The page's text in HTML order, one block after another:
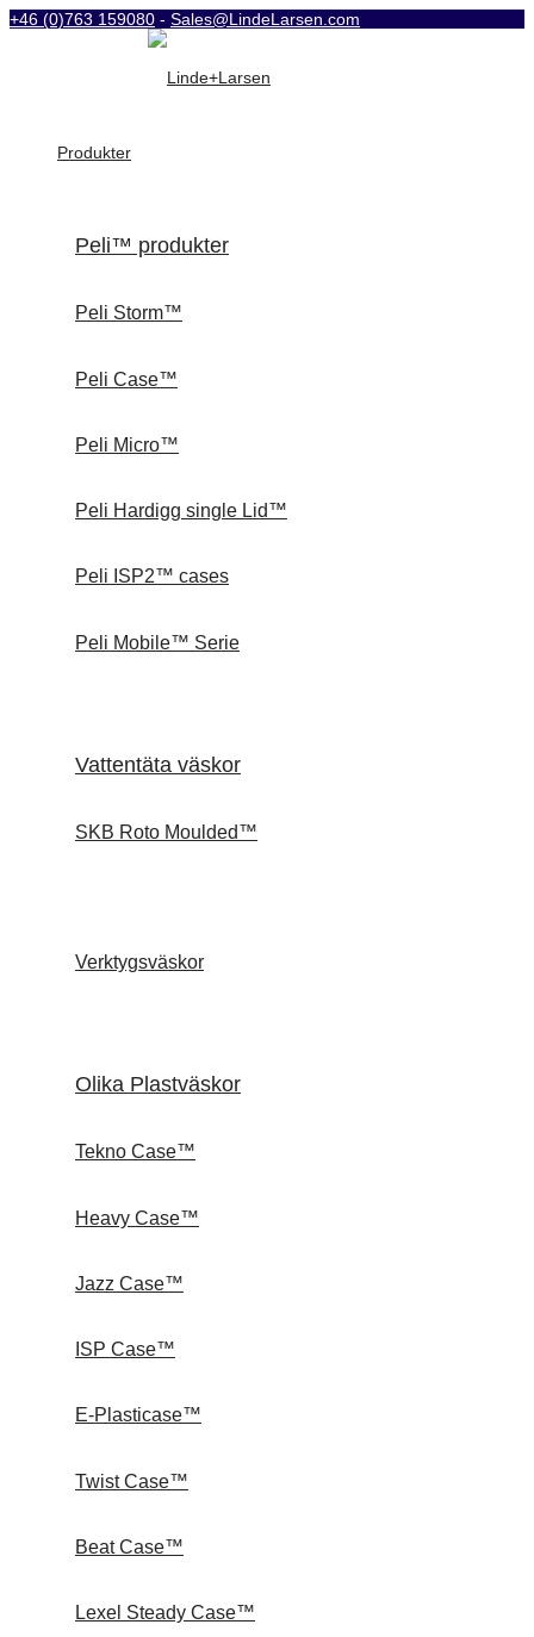
+46 (0)763 159080 - Sales@LindeLarsen.com
Produkter
Peli™ produkter
Peli Storm™
Peli Case™
Peli Micro™
Peli Hardigg single Lid™
Peli ISP2™ cases
Peli Mobile™ Serie
Vattentäta väskor
SKB Roto Moulded™
Verktygsväskor
Olika Plastväskor
Tekno Case™
Heavy Case™
Jazz Case™
ISP Case™
E-Plasticase™
Twist Case™
Beat Case™
Lexel Steady Case™